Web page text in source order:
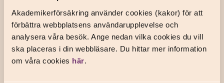
Akademikerförsäkring använder cookies (kakor) för att
förbättra webbplatsens användarupplevelse och
analysera våra besök. Ange nedan vilka cookies du vill
ska placeras i din webbläsare. Du hittar mer information
om våra cookies här